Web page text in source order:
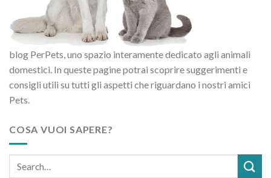
blog PerPets, uno spazio interamente dedicato agli animali
domestici. In queste pagine potrai scoprire suggerimenti e
consigli utili su tutti gli aspetti che riguardano i nostri amici
Pets.
COSA VUOI SAPERE?